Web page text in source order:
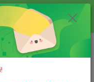
máme zatvorené.
expedované po 12.08.2026.
za0,00 EUR